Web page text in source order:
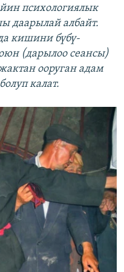
психологиялык
даарылай албайт.
кишини бүбү-
(дарылоо сеансы)
ооруган адам
калат.